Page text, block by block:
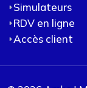
Simulateurs
RDV en ligne
Accès client